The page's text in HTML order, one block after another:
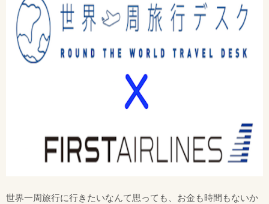
世界一周旅行に行きたいなんて思っても、お金も時間もないか